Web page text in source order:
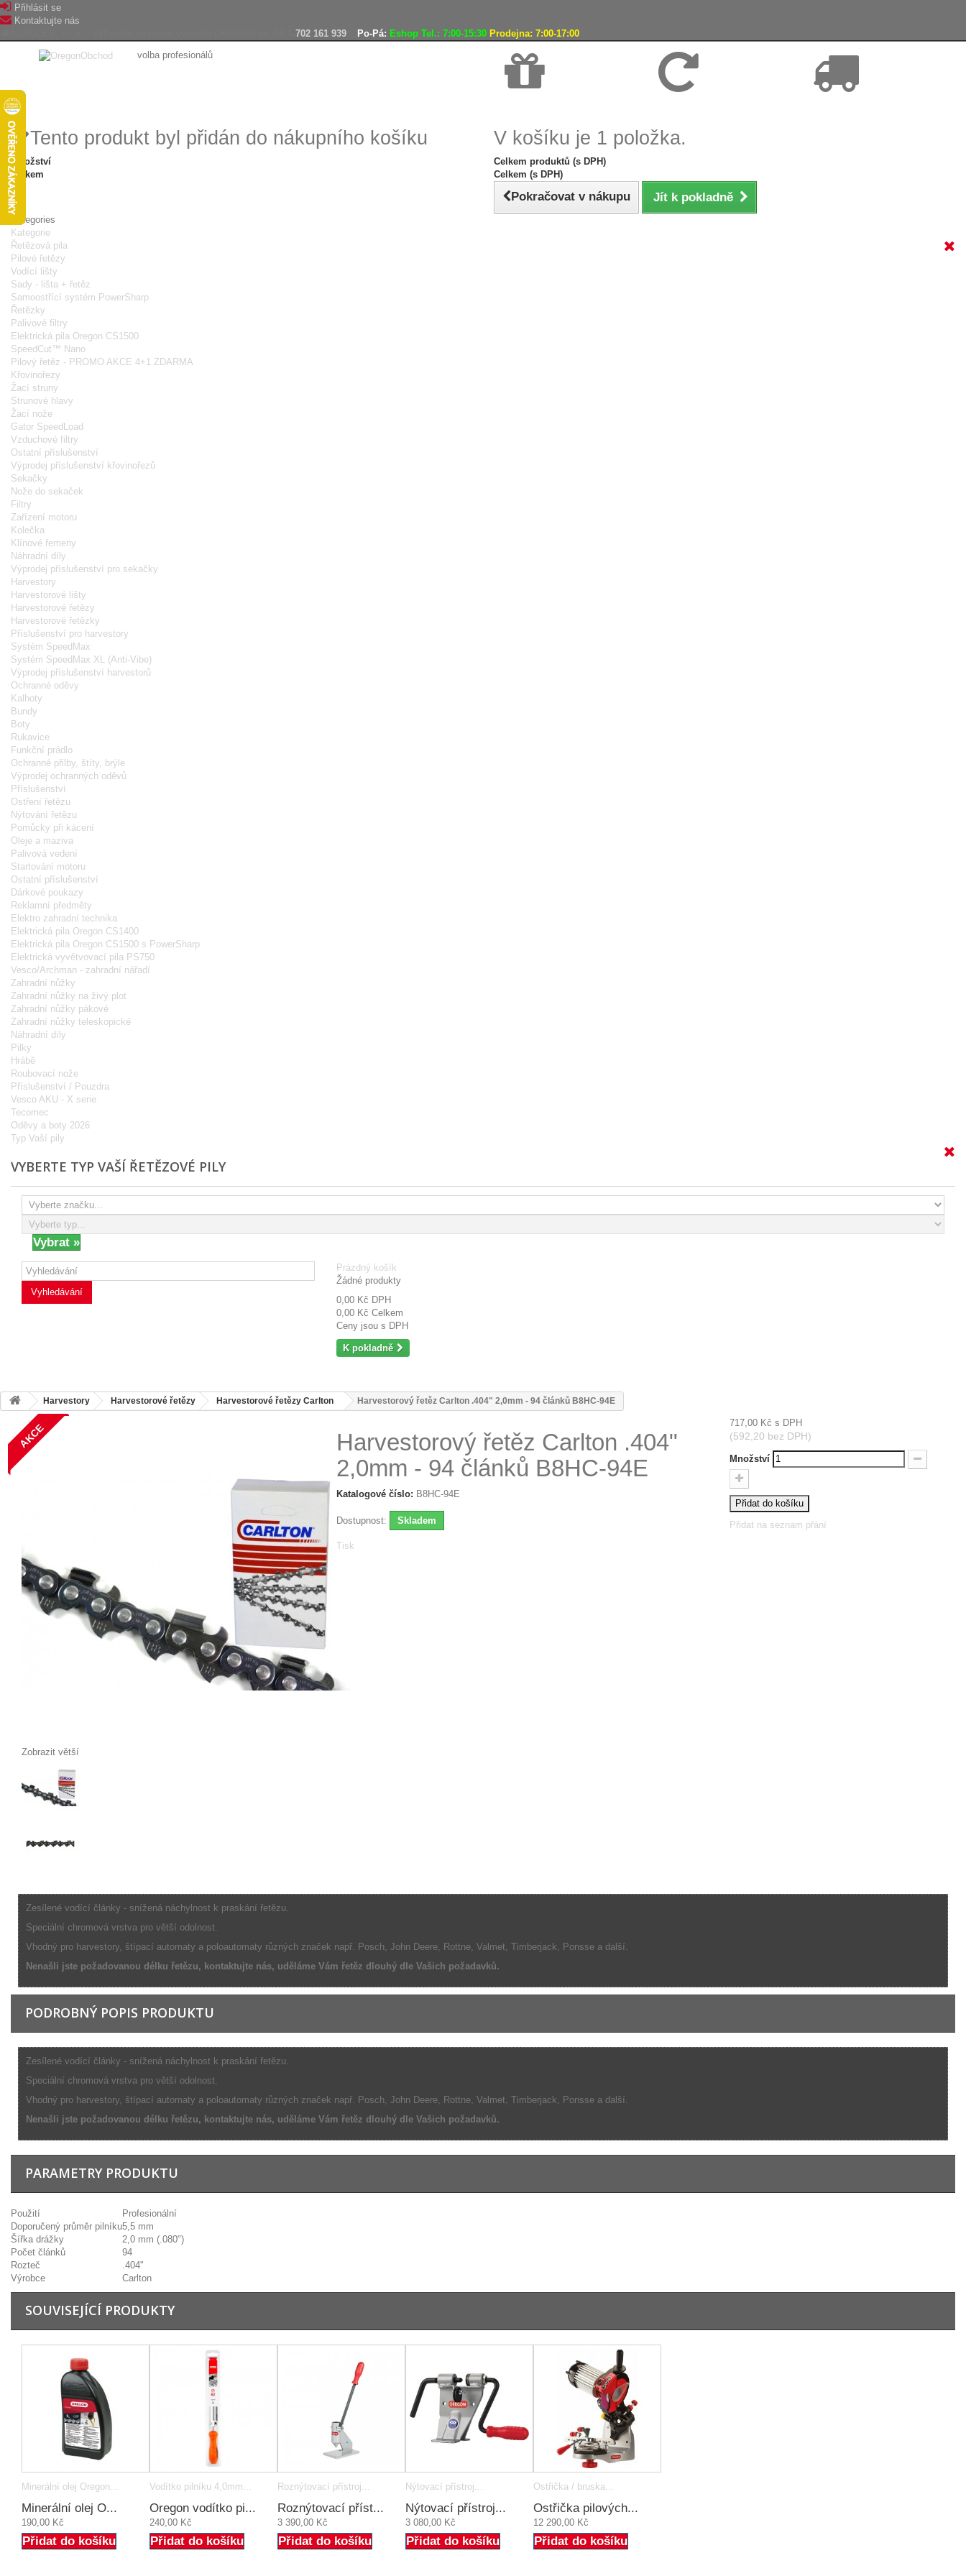
Přihlásit se
Kontaktujte nás
702 161 939 Po-Pá: Eshop Tel.: 7:00-15:30 Prodejna: 7:00-17:00
volba profesionálů
Tento produkt byl přidán do nákupního košíku
Množství
Celkem
V košíku je 1 položka.
Celkem produktů (s DPH)
Celkem (s DPH)
Pokračovat v nákupu Jít k pokladně
Categories
Kategorie
Řetězová pila
Pilové řetězy
Vodící lišty
Sady - lišta + řetěz
Samoostřící systém PowerSharp
Řetězky
Palivové filtry
Elektrická pila Oregon CS1500
SpeedCut™ Nano
Pilový řetěz - PROMO AKCE 4+1 ZDARMA
Křovinořezy
Žací struny
Strunové hlavy
Žací nože
Gator SpeedLoad
Vzduchové filtry
Ostatní příslušenství
Výprodej příslušenství křovinořezů
Sekačky
Nože do sekaček
Filtry
Zařízení motoru
Kolečka
Klínové řemeny
Náhradní díly
Výprodej příslušenství pro sekačky
Harvestory
Harvestorové lišty
Harvestorové řetězy
Harvestorové řetězky
Příslušenství pro harvestory
Systém SpeedMax
Systém SpeedMax XL (Anti-Vibe)
Výprodej příslušenství harvestorů
Ochranné oděvy
Kalhoty
Bundy
Boty
Rukavice
Funkční prádlo
Ochranné přilby, štíty, brýle
Výprodej ochranných oděvů
Příslušenství
Ostření řetězu
Nýtování řetězu
Pomůcky při kácení
Oleje a maziva
Palivová vedení
Startování motoru
Ostatní příslušenství
Dárkové poukazy
Reklamní předměty
Elektro zahradní technika
Elektrická pila Oregon CS1400
Elektrická pila Oregon CS1500 s PowerSharp
Elektrická vyvětvovací pila PS750
Vesco/Archman - zahradní nářadí
Zahradní nůžky
Zahradní nůžky na živý plot
Zahradní nůžky pákové
Zahradní nůžky teleskopické
Náhradní díly
Pilky
Hrábě
Roubovací nože
Příslušenství / Pouzdra
Vesco AKU - X serie
Tecomec
Oděvy a boty 2026
Typ Vaší pily
VYBERTE TYP VAŠÍ ŘETĚZOVÉ PILY
Vyhledávání
Prázdný košík
Žádné produkty
0,00 Kč DPH
0,00 Kč Celkem
Ceny jsou s DPH
K pokladně
Harvestory Harvestorové řetězy Harvestorové řetězy Carlton Harvestorový řetěz Carlton .404" 2,0mm - 94 článků B8HC-94E
AKCE
Zobrazit větší
Harvestorový řetěz Carlton .404"
2,0mm - 94 článků B8HC-94E
Katalogové číslo: B8HC-94E
Dostupnost: Skladem
Tisk
717,00 Kč s DPH
(592,20 bez DPH)
Množství
Přidat do košíku
Přidat na seznam přání
Zesílené vodící články - snížená náchylnost k praskání řetězu.
Speciální chromová vrstva pro větší odolnost.
Vhodný pro harvestory, štípací automaty a poloautomaty různých značek např. Posch, John Deere, Rottne, Valmet, Timberjack, Ponsse a další.
Nenašli jste požadovanou délku řetězu, kontaktujte nás, uděláme Vám řetěz dlouhý dle Vašich požadavků.
PODROBNÝ POPIS PRODUKTU
Zesílené vodící články - snížená náchylnost k praskání řetězu.
Speciální chromová vrstva pro větší odolnost.
Vhodný pro harvestory, štípací automaty a poloautomaty různých značek např. Posch, John Deere, Rottne, Valmet, Timberjack, Ponsse a další.
Nenašli jste požadovanou délku řetězu, kontaktujte nás, uděláme Vám řetěz dlouhý dle Vašich požadavků.
PARAMETRY PRODUKTU
Použití
Profesionální
Doporučený průměr pilníku5,5 mm
Šířka drážky
2,0 mm (.080")
Počet článků
94
Rozteč
.404"
Výrobce
Carlton
SOUVISEJÍCÍ PRODUKTY
Minerální olej Oregon...
Minerální olej O...
190,00 Kč
Přidat do košíku
Vodítko pilníku 4,0mm...
Oregon vodítko pi...
240,00 Kč
Přidat do košíku
Roznýtovací přístroj...
Roznýtovací příst...
3 390,00 Kč
Přidat do košíku
Nýtovací přístroj...
Nýtovací přístroj...
3 080,00 Kč
Přidat do košíku
Ostřička / bruska...
Ostřička pilových...
12 290,00 Kč
Přidat do košíku